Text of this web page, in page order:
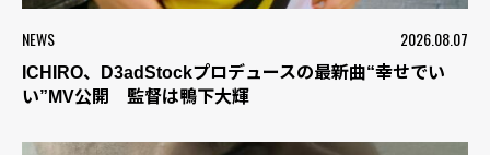
NEWS 2026.08.07
ICHIRO、D3adStockプロデュースの最新曲“幸せでい
い”MV公開 監督は鴨下大輝